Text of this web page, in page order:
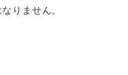
りません。